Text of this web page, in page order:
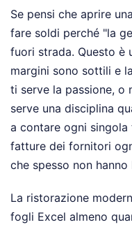
Se pensi che aprire
fare soldi perché "la
fuori strada. Questo è
margini sono sottili e
ti serve la passione, o
serve una disciplina
a contare ogni
fatture dei fornitori
che spesso non
La ristorazione
fogli Excel almeno